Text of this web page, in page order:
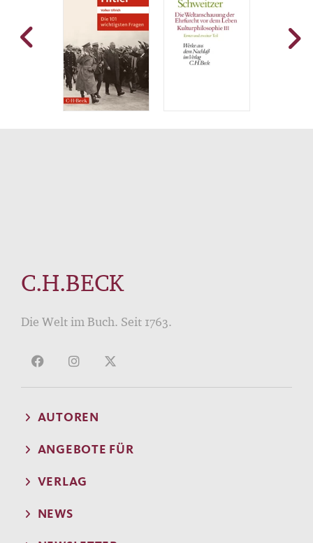
C.H.BECK
Die Welt im Buch. Seit 1763.
AUTOREN
ANGEBOTE FÜR
VERLAG
NEWS